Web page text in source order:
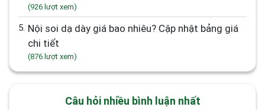
(926 lượt xem)
5. Nội soi dạ dày giá bao nhiêu? Cập nhật bảng giá
chi tiết
(876 lượt xem)
Câu hỏi nhiều bình luận nhất